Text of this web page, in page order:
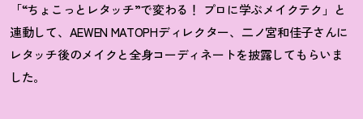
「“ちょこっとレタッチ”で変わる ！ プロに学ぶメイクテク」と
連動して、AEWEN MATOPHディレクター、二ノ宮和佳子さんに
レタッチ後のメイクと全身コーディネートを披露してもらいま
した。